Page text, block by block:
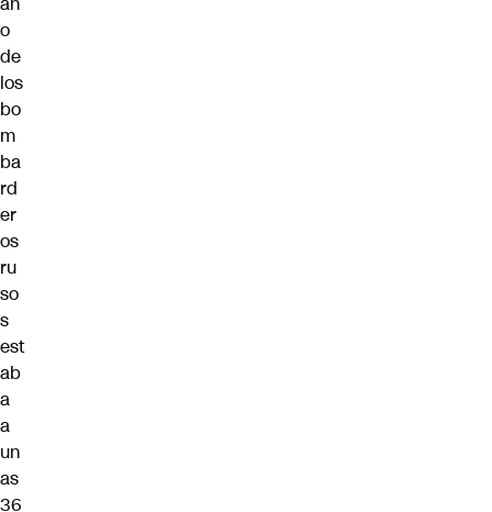
o
de
los
bo
m
ba
rd
er
os
ru
so
s
est
ab
a
a
un
as
36